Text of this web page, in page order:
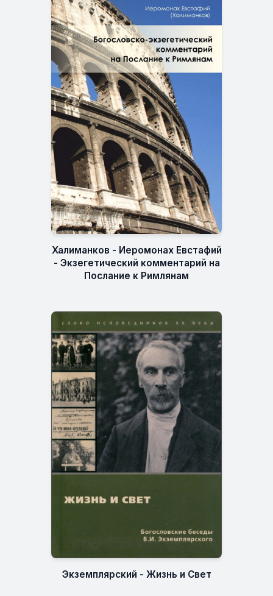
Халиманков - Иеромонах Евстафий
- Экзегетический комментарий на
Послание к Римлянам
Экземплярский - Жизнь и Свет